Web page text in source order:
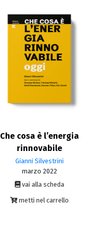
Che cosa è l’energia
rinnovabile
Gianni Silvestrini
marzo 2022
vai alla scheda
metti nel carrello